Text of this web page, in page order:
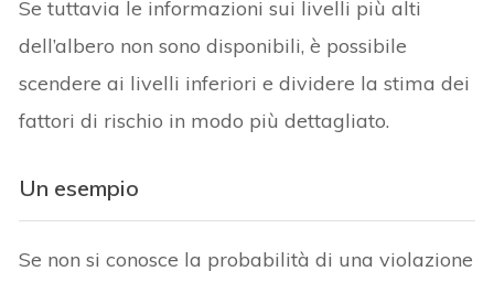
Se tuttavia le informazioni sui livelli più alti
dell’albero non sono disponibili, è possibile
scendere ai livelli inferiori e dividere la stima dei
fattori di rischio in modo più dettagliato.
Un esempio
Se non si conosce la probabilità di una violazione